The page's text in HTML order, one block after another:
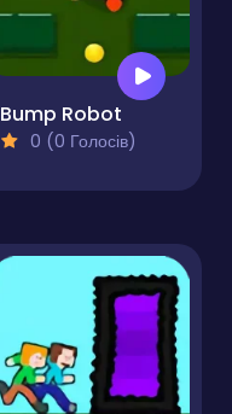
Bump Robot
0 (0 Голосів)